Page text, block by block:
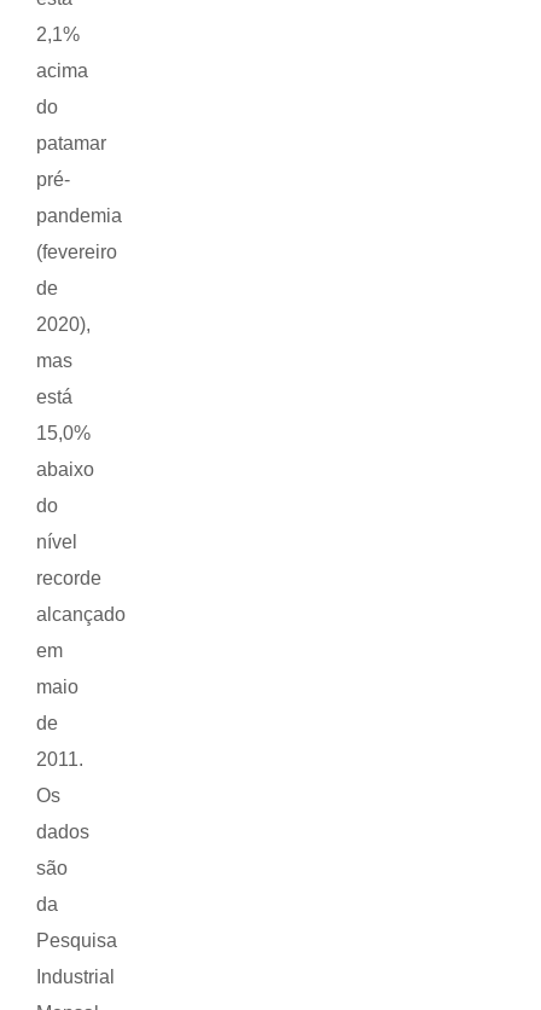
2,1%
acima
do
patamar
pré-
pandemia
(fevereiro
de
2020),
mas
está
15,0%
abaixo
do
nível
recorde
alcançado
em
maio
de
2011.
Os
dados
são
da
Pesquisa
Industrial